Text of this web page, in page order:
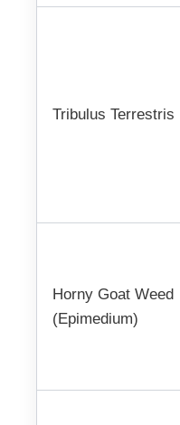
Tribulus Terrestris
Horny Goat Weed
(Epimedium)